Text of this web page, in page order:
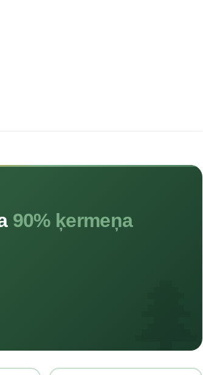
🌲
90% ķermeņa